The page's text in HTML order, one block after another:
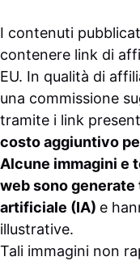
I contenuti
contenere link di
EU. In qualità di
una commissione
tramite i link
costo aggiuntivo
Alcune immagini e
web sono
artificiale (IA) e
illustrative.
Tali immagini non